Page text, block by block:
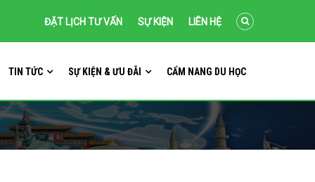
ĐẶT LỊCH TƯ VẤN SỰ KIỆN LIÊN HỆ
TIN TỨC SỰ KIỆN & ƯU ĐÃI CẨM NANG DU HỌC